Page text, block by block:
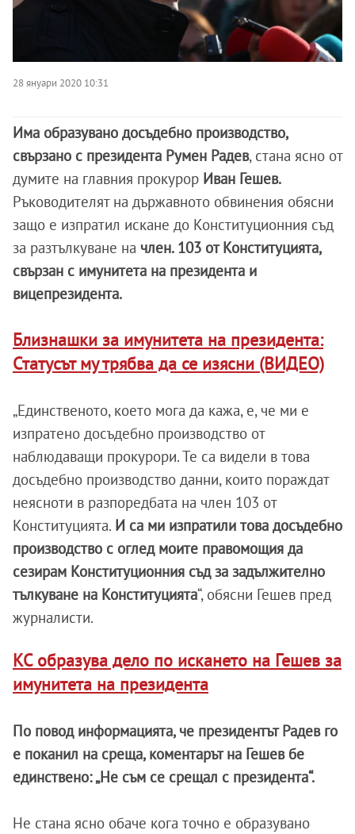
28 януари 2020 10:31
Има образувано досъдебно производство,
свързано с президента Румен Радев, стана ясно от
думите на главния прокурор Иван Гешев.
Ръководителят на държавното обвинения обясни
защо е изпратил искане до Конституционния съд
за разтълкуване на член. 103 от Конституцията,
свързан с имунитета на президента и
вицепрезидента.
Близнашки за имунитета на президента:
Статусът му трябва да се изясни (ВИДЕО)
„Единственото, което мога да кажа, е, че ми е
изпратено досъдебно производство от
наблюдаващи прокурори. Те са видели в това
досъдебно производство данни, които пораждат
неясноти в разпоредбата на член 103 от
Конституцията. И са ми изпратили това досъдебно
производство с оглед моите правомощия да
сезирам Конституционния съд за задължително
тълкуване на Конституцията“, обясни Гешев пред
журналисти.
КС образува дело по искането на Гешев за
имунитета на президента
По повод информацията, че президентът Радев го
е поканил на среща, коментарът на Гешев бе
единствено: „Не съм се срещал с президента“.
Не стана ясно обаче кога точно е образувано